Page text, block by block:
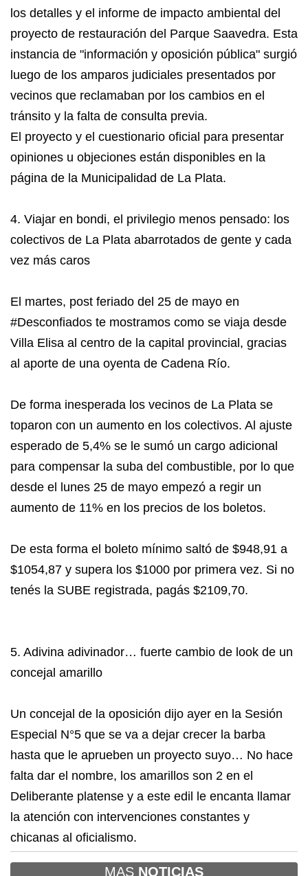
los detalles y el informe de impacto ambiental del
proyecto de restauración del Parque Saavedra. Esta
instancia de "información y oposición pública" surgió
luego de los amparos judiciales presentados por
vecinos que reclamaban por los cambios en el
tránsito y la falta de consulta previa.
El proyecto y el cuestionario oficial para presentar
opiniones u objeciones están disponibles en la
página de la Municipalidad de La Plata.
4. Viajar en bondi, el privilegio menos pensado: los
colectivos de La Plata abarrotados de gente y cada
vez más caros
El martes, post feriado del 25 de mayo en
#Desconfiados te mostramos como se viaja desde
Villa Elisa al centro de la capital provincial, gracias
al aporte de una oyenta de Cadena Río.
De forma inesperada los vecinos de La Plata se
toparon con un aumento en los colectivos. Al ajuste
esperado de 5,4% se le sumó un cargo adicional
para compensar la suba del combustible, por lo que
desde el lunes 25 de mayo empezó a regir un
aumento de 11% en los precios de los boletos.
De esta forma el boleto mínimo saltó de $948,91 a
$1054,87 y supera los $1000 por primera vez. Si no
tenés la SUBE registrada, pagás $2109,70.
5. Adivina adivinador… fuerte cambio de look de un
concejal amarillo
Un concejal de la oposición dijo ayer en la Sesión
Especial N°5 que se va a dejar crecer la barba
hasta que le aprueben un proyecto suyo… No hace
falta dar el nombre, los amarillos son 2 en el
Deliberante platense y a este edil le encanta llamar
la atención con intervenciones constantes y
chicanas al oficialismo.
MAS NOTICIAS